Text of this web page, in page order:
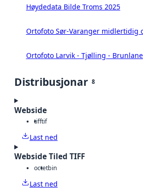
Høydedata Bilde Troms 2025
Ortofoto Sør-Varanger midlertidig
Ortofoto Larvik - Tjølling -
Distribusjonar 8
Webside
tifftif
Last ned
Webside Tiled TIFF
octetbin
Last ned